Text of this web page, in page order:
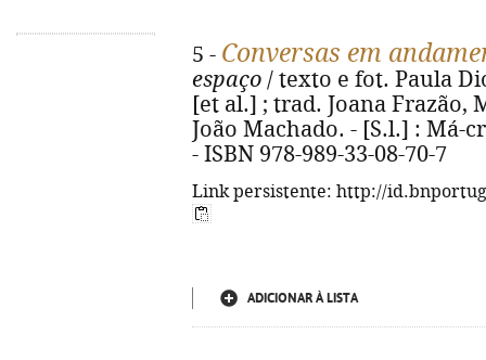
5 - Conversas em
espaço / texto e fot. Paula
[et al.] ; trad. Joana
João Machado. - [S.l.] : Má-
- ISBN 978-989-33-08-70-7
Link persistente: http://
ADICIONAR À LISTA